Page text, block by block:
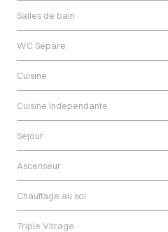
Salles de bain
WC Separe
Cuisine
Cuisine Independante
Sejour
Ascenseur
Chauffage au sol
Triple Vitrage